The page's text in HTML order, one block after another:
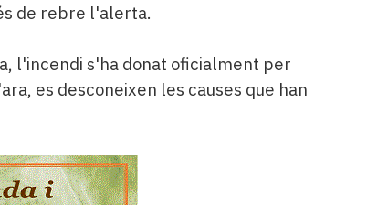
de rebre l'alerta.
l'incendi s'ha donat oficialment per
es desconeixen les causes que han